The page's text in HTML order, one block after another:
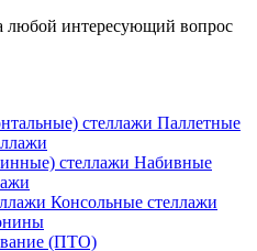
любой интересующий вопрос
Паллетные
Набивные
Консольные стеллажи